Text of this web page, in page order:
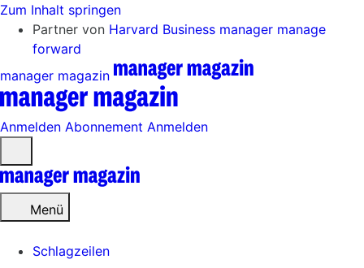
Zum Inhalt springen
Partner von Harvard Business manager manage
forward
manager magazin
Anmelden Abonnement Anmelden
öffnen
Menü
Schlagzeilen